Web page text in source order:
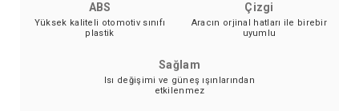
ABS
Yüksek kaliteli otomotiv sınıfı
plastik
Çizgi
Aracın orjinal hatları ile birebir
uyumlu
Sağlam
Isı değişimi ve güneş ışınlarından
etkilenmez